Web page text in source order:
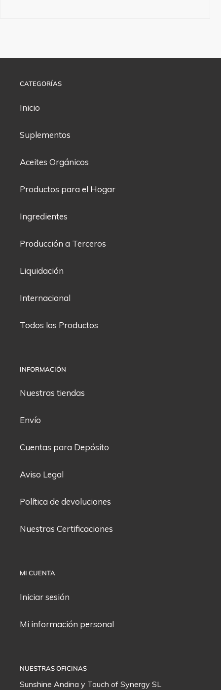
CATEGORÍAS
Inicio
Suplementos
Aceites Orgánicos
Productos para el Hogar
Ingredientes
Producción a Terceros
Liquidación
Internacional
Todos los Productos
INFORMACIÓN
Nuestras tiendas
Envío
Cuentas para Depósito
Aviso Legal
Política de devoluciones
Nuestras Certificaciones
MI CUENTA
Iniciar sesión
Mi información personal
NUESTRAS OFICINAS
Sunshine Andina y Touch of Synergy SL